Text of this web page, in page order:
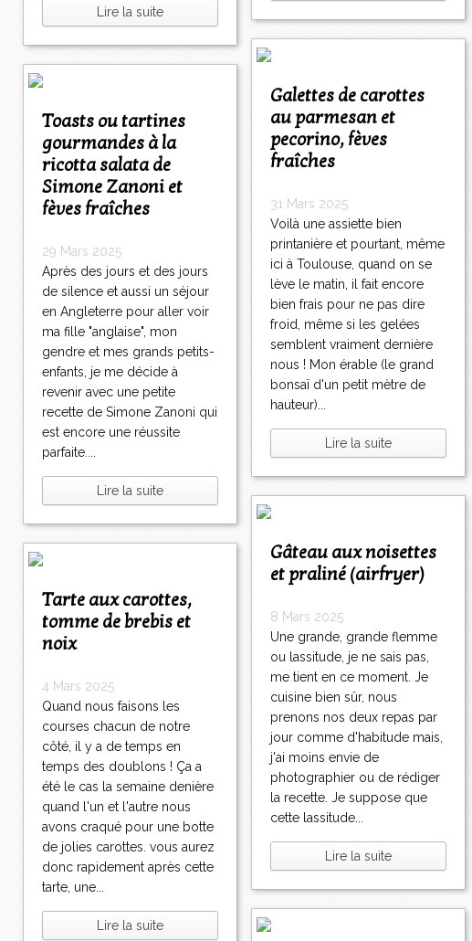
Lire la suite
Galettes de carottes
au parmesan et
pecorino, fèves
fraîches
31 Mars 2025
Voilà une assiette bien
printanière et pourtant, même
ici à Toulouse, quand on se
lève le matin, il fait encore
bien frais pour ne pas dire
froid, même si les gelées
semblent vraiment dernière
nous ! Mon érable (le grand
bonsaï d'un petit mètre de
hauteur)...
Lire la suite
Toasts ou tartines
gourmandes à la
ricotta salata de
Simone Zanoni et
fèves fraîches
29 Mars 2025
Après des jours et des jours
de silence et aussi un séjour
en Angleterre pour aller voir
ma fille "anglaise", mon
gendre et mes grands petits-
enfants, je me décide à
revenir avec une petite
recette de Simone Zanoni qui
est encore une réussite
parfaite....
Lire la suite
Gâteau aux noisettes
et praliné (airfryer)
8 Mars 2025
Une grande, grande flemme
ou lassitude, je ne sais pas,
me tient en ce moment. Je
cuisine bien sûr, nous
prenons nos deux repas par
jour comme d'habitude mais,
j'ai moins envie de
photographier ou de rédiger
la recette. Je suppose que
cette lassitude...
Lire la suite
Tarte aux carottes,
tomme de brebis et
noix
4 Mars 2025
Quand nous faisons les
courses chacun de notre
côté, il y a de temps en
temps des doublons ! Ça a
été le cas la semaine denière
quand l'un et l'autre nous
avons craqué pour une botte
de jolies carottes. vous aurez
donc rapidement après cette
tarte, une...
Lire la suite